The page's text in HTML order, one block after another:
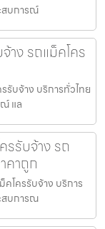
สบการณ์
าง รถแม็คโคร
รับจ้าง บริการทั่วไทย
แล
รรับจ้าง รถ
คาถูก
คโครรับจ้าง บริการ
สบการณ